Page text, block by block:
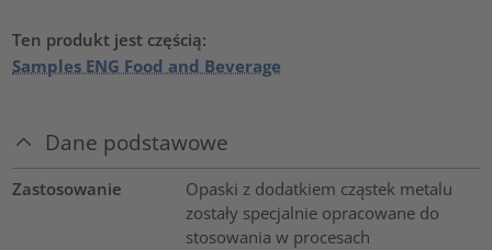
Ten produkt jest częścią:
Samples ENG Food and Beverage
Dane podstawowe
Zastosowanie
Opaski z dodatkiem cząstek metalu
zostały specjalnie opracowane do
stosowania w procesach